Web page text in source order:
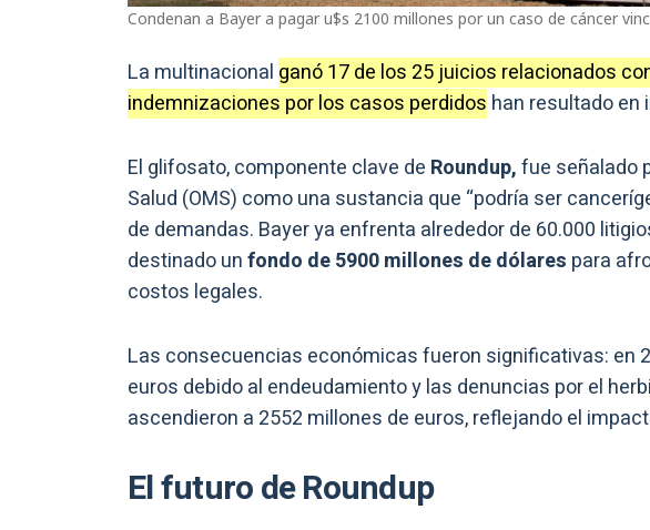
Condenan a Bayer a pagar u$s 2100 millones por un caso de cáncer
La multinacional ganó 17 de los 25 juicios relacionados
indemnizaciones por los casos perdidos han resultado
El glifosato, componente clave de Roundup,fue señalado
Salud (OMS) como una sustancia que “podría ser
de demandas. Bayer ya enfrenta alrededor de 60.000
destinado unfondo de 5900 millones de dólares para
costos legales.
Las consecuencias económicas fueron significativas: en
euros debido al endeudamiento y las denuncias por el
ascendieron a 2552 millones de euros, reflejando el
El futuro de Roundup